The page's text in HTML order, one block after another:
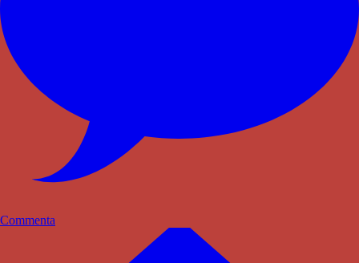
Commenta